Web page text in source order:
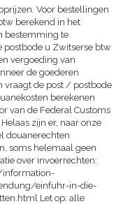
Voor bestellingen
berekend in het
bestemming te
postbode u Zwitserse btw
vergoeding van
de goederen
vraagt ​​de post / postbode
berekenen
van de Federal Customs
zijn er, naar onze
douanerechten
soms helemaal geen
over invoerrechten:
einfuhr-in-die-
Let op: alle